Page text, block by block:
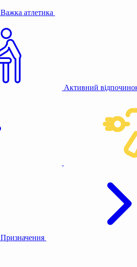
Важка атлетика
Активний
Призначення